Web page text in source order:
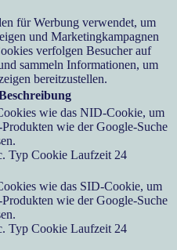
für Werbung verwendet, um
und Marketingkampagnen
verfolgen Besucher auf
sammeln Informationen, um
bereitzustellen.
wie das NID-Cookie, um
wie der Google-Suche
Typ Cookie Laufzeit 24
wie das SID-Cookie, um
wie der Google-Suche
Typ Cookie Laufzeit 24